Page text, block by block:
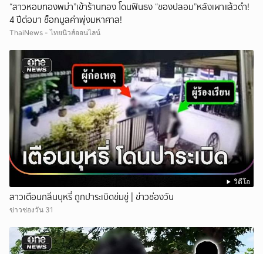
“สาวหอบทองพม่า”เข้าร้านทอง โดนฟันธง “ของปลอม”หลังเผาแล้วดำ!
4 ปีต่อมา ช็อกมูลค่าพุ่งมหาศาล!
ThaiNews - ไทยนิวส์ออนไลน์
วิดีโอ
สาวเตือนกลิ่นบุหรี่ ถูกปาระเบิดข่มขู่ | ข่าวช่องวัน
ข่าวช่องวัน 31